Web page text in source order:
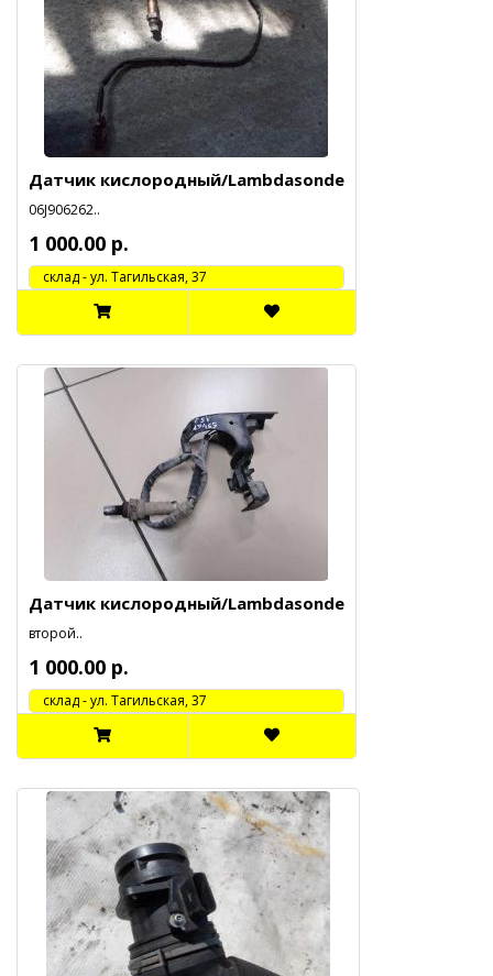
Датчик кислородный/Lambdasonde
06J906262..
1 000.00 р.
cклад - ул. Тагильская, 37
Датчик кислородный/Lambdasonde
второй..
1 000.00 р.
cклад - ул. Тагильская, 37